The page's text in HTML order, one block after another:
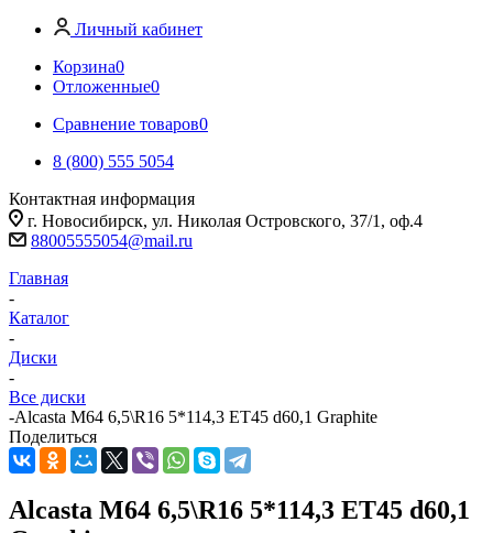
Личный кабинет
Корзина0
Отложенные0
Сравнение товаров0
8 (800) 555 5054
Контактная информация
г. Новосибирск, ул. Николая Островского, 37/1, оф.4
88005555054@mail.ru
Главная
-
Каталог
-
Диски
-
Все диски
-Alcasta M64 6,5\R16 5*114,3 ET45 d60,1 Graphite
Поделиться
Alcasta M64 6,5\R16 5*114,3 ET45 d60,1